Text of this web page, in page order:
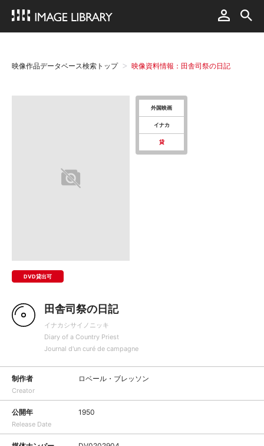
映像作品データベース検索トップ 映像資料情報：田舎司祭の日記
DVD貸出可
外国映画
イナカ
貸
田舎司祭の日記
イナカシサイノニッキ
Diary of a Country Priest
Journal d'un curé de campagne
制作者
Creator
ロベール・ブレッソン
公開年
Release Date
1950